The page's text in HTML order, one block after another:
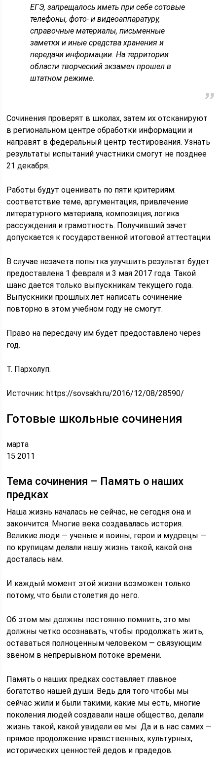
ЕГЭ, запрещалось иметь при себе сотовые
телефоны, фото- и видеоаппаратуру,
справочные материалы, письменные
заметки и иные средства хранения и
передачи информации. На территории
области творческий экзамен прошел в
штатном режиме.
Сочинения проверят в школах, затем их отсканируют
в региональном центре обработки информации и
направят в федеральный центр тестирования. Узнать
результаты испытаний участники смогут не позднее
21 декабря.
Работы будут оценивать по пяти критериям:
соответствие теме, аргументация, привлечение
литературного материала, композиция, логика
рассуждения и грамотность. Получивший зачет
допускается к государственной итоговой аттестации.
В случае незачета попытка улучшить результат будет
предоставлена 1 февраля и 3 мая 2017 года. Такой
шанс дается только выпускникам текущего года.
Выпускники прошлых лет написать сочинение
повторно в этом учебном году не смогут.
Право на пересдачу им будет предоставлено через
год.
Т. Пархолуп.
Источник:https://sovsakh.ru/2016/12/08/28590/
Готовые школьные сочинения
марта
15 2011
Тема сочинения – Память о наших
предках
Наша жизнь началась не сейчас, не сегодня она и
закончится. Многие века создавалась история.
Великие люди — ученые и воины, герои и мудрецы —
по крупицам делали нашу жизнь такой, какой она
досталась нам.
И каждый момент этой жизни возможен только
потому, что были столетия до него.
Об этом мы должны постоянно помнить, это мы
должны четко осознавать, чтобы продолжать жить,
оставаться полноценным человеком — связующим
звеном в непрерывном потоке времени.
Память о наших предках составляет главное
богатство нашей души. Ведь для того чтобы мы
сейчас жили и были такими, какие мы есть, многие
поколения людей создавали наше общество, делали
жизнь такой, какой увидели ее мы. Да и в нас самих —
прямое продолжение нравственных, культурных,
исторических ценностей дедов и прадедов.